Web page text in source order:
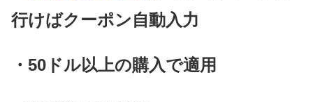
行けばクーポン自動入力
・50ドル以上の購入で適用